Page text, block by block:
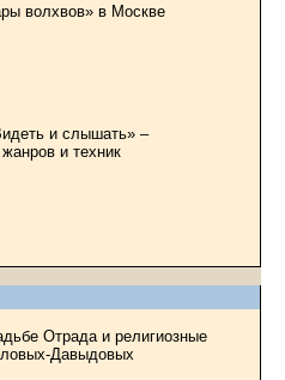
волхвов» в Москве
и слышать» –
и техник
Отрада и религиозные
Давыдовых